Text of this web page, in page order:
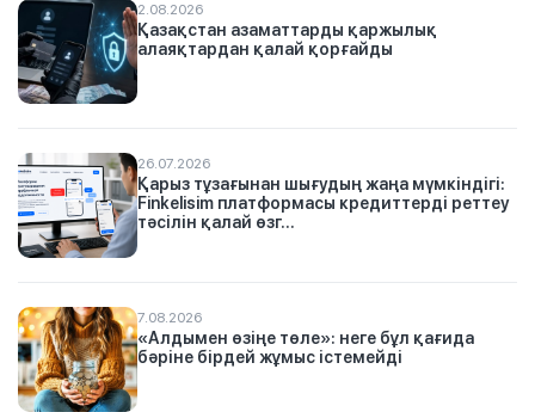
2.08.2026
Қазақстан азаматтарды қаржылық
алаяқтардан қалай қорғайды
26.07.2026
Қарыз тұзағынан шығудың жаңа мүмкіндігі:
Finkelisim платформасы кредиттерді реттеу
тәсілін қалай өзг...
7.08.2026
«Алдымен өзіңе төле»: неге бұл қағида
бәріне бірдей жұмыс істемейді